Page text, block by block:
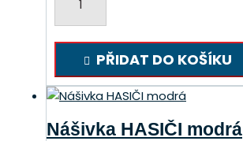
HASIČI
černá
množství
PŘIDAT DO KOŠÍKU
Nášivka HASIČI modrá